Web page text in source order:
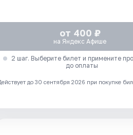
от 400 ₽
на Яндекс Афише
2 шаг. Выберите билет и примените
до оплаты
до 30 сентября 2026 при покупке